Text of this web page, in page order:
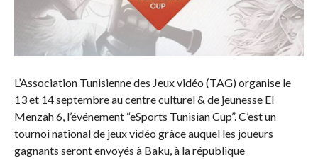
L’Association Tunisienne des Jeux vidéo (TAG) organise le
13 et 14 septembre au centre culturel & de jeunesse El
Menzah 6, l’événement “eSports Tunisian Cup”. C’est un
tournoi national de jeux vidéo grâce auquel les joueurs
gagnants seront envoyés à Baku, à la république